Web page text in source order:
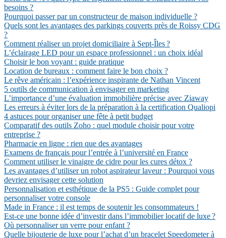
besoins ?
Pourquoi passer par un constructeur de maison individuelle ?
Quels sont les avantages des parkings couverts près de Roissy CDG
?
Comment réaliser un projet domiciliaire à Sept-Îles ?
L’éclairage LED pour un espace professionnel : un choix idéal
Choisir le bon voyant : guide pratique
Location de bureaux : comment faire le bon choix ?
Le rêve américain : l’expérience inspirante de Nathan Vincent
5 outils de communication à envisager en marketing
L’importance d’une évaluation immobilière précise avec Ziaway
Les erreurs à éviter lors de la préparation à la certification Qualiopi
4 astuces pour organiser une fête à petit budget
Comparatif des outils Zoho : quel module choisir pour votre
entreprise ?
Pharmacie en ligne : rien que des avantages
Examens de français pour l’entrée à l’université en France
Comment utiliser le vinaigre de cidre pour les cures détox ?
Les avantages d’utiliser un robot aspirateur laveur : Pourquoi vous
devriez envisager cette solution
Personnalisation et esthétique de la PS5 : Guide complet pour
personnaliser votre console
Made in France : il est temps de soutenir les consommateurs !
Est-ce une bonne idée d’investir dans l’immobilier locatif de luxe ?
Où personnaliser un verre pour enfant ?
Quelle bijouterie de luxe pour l’achat d’un bracelet Speedometer à